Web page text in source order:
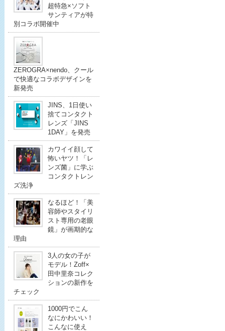
超特急×ソフト
サンティアが特
別コラボ開催中
ZEROGRA×nendo、クール
で快適なコラボデザインを
新発売
JINS、1日使い
捨てコンタクト
レンズ「JINS
1DAY」を発売
カワイイ顔して
怖いヤツ！「レ
ンズ菌」に学ぶ
コンタクトレン
ズ洗浄
なるほど！「美
容師やスタイリ
スト専用の老眼
鏡」が画期的な
理由
3人の女の子が
モデル！Zoff×
田中里奈コレク
ションの新作を
チェック
1000円でこん
なにかわいい！
こんなに使え